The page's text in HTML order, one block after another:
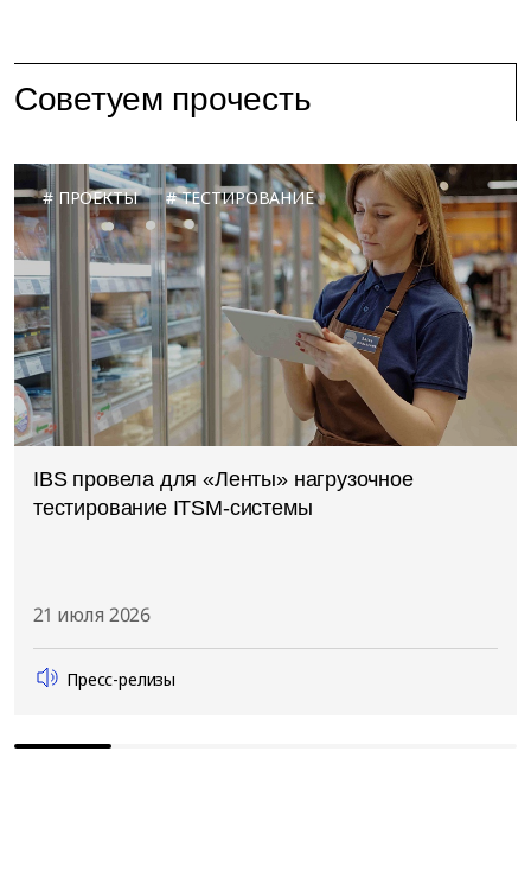
Советуем прочесть
ПРОЕКТЫ ТЕСТИРОВАНИЕ
IBS провела для «Ленты» нагрузочное
тестирование ITSM-системы
21 июля 2026
Пресс-релизы